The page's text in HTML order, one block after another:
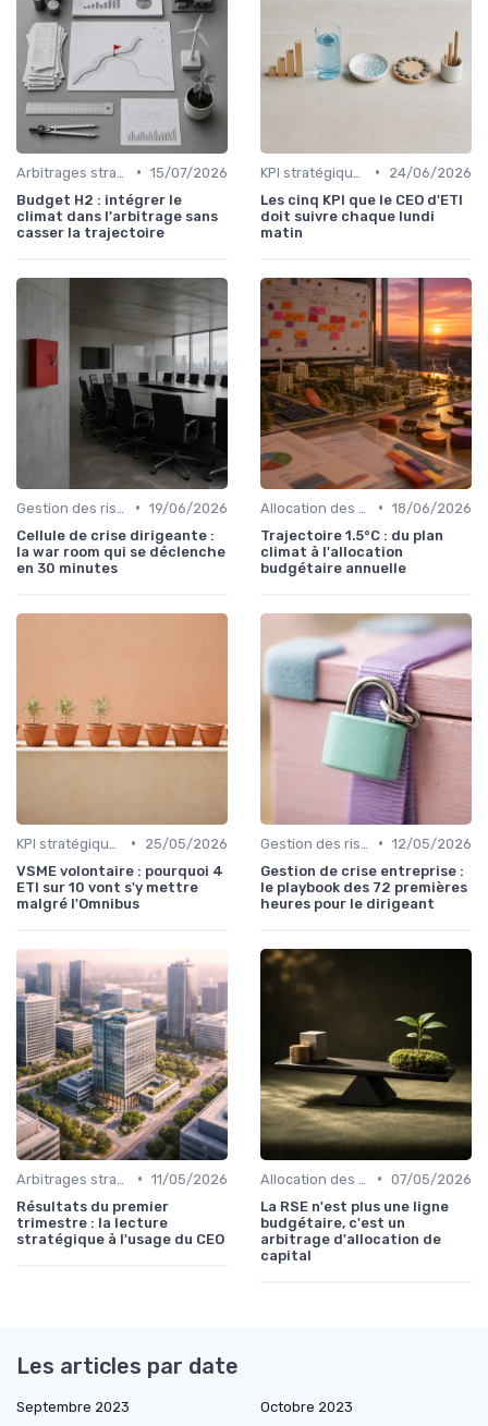
• 15/07/2026
Budget H2 : intégrer le
climat dans l'arbitrage sans
casser la trajectoire
•
24/06/2026
Les cinq KPI que le CEO d'ETI
doit suivre chaque lundi
matin
• 19/06/2026
Cellule de crise dirigeante :
la war room qui se déclenche
en 30 minutes
• 18/06/2026
Trajectoire 1.5°C : du plan
climat à l'allocation
budgétaire annuelle
•
25/05/2026
VSME volontaire : pourquoi 4
ETI sur 10 vont s'y mettre
malgré l'Omnibus
• 12/05/2026
Gestion de crise entreprise :
le playbook des 72 premières
heures pour le dirigeant
• 11/05/2026
Résultats du premier
trimestre : la lecture
stratégique à l'usage du CEO
• 07/05/2026
La RSE n'est plus une ligne
budgétaire, c'est un
arbitrage d'allocation de
capital
Les articles par date
Septembre 2023
Octobre 2023